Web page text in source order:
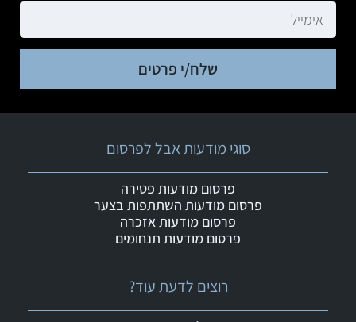
שלח/י פרטים
רוצים לדעת עוד?
סוגי מודעות אבל לפרסום
פרסום מודעות פטירה
פרסום מודעות השתתפות בצער
פרסום מודעות אזכרה
פרסום מודעות תנחומים